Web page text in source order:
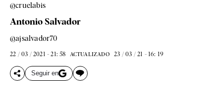
@cruelabis
Antonio Salvador
@ajsalvador70
22 / 03 / 2021 - 21: 58 ACTUALIZADO 23 / 03 / 21 - 16: 19
Seguir en